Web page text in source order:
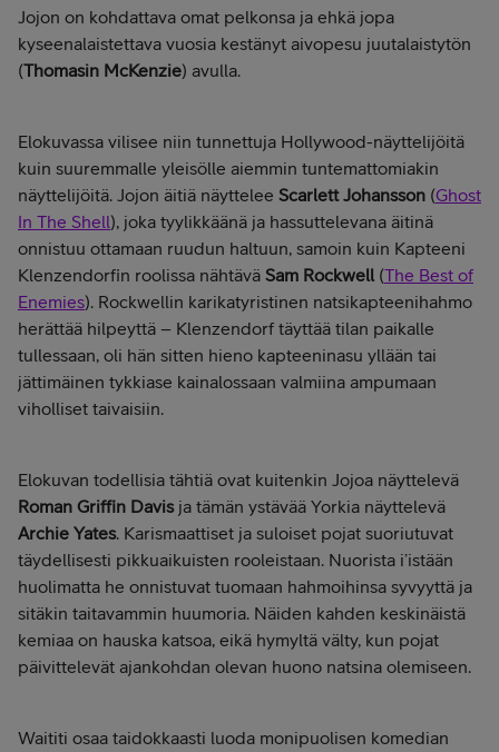
Jojon on kohdattava omat pelkonsa ja ehkä jopa
kyseenalaistettava vuosia kestänyt aivopesu juutalaistytön
(Thomasin McKenzie) avulla.
Elokuvassa vilisee niin tunnettuja Hollywood-näyttelijöitä
kuin suuremmalle yleisölle aiemmin tuntemattomiakin
näyttelijöitä. Jojon äitiä näyttelee Scarlett Johansson (Ghost
In The Shell), joka tyylikkäänä ja hassuttelevana äitinä
onnistuu ottamaan ruudun haltuun, samoin kuin Kapteeni
Klenzendorfin roolissa nähtävä Sam Rockwell (The Best of
Enemies). Rockwellin karikatyristinen natsikapteenihahmo
herättää hilpeyttä – Klenzendorf täyttää tilan paikalle
tullessaan, oli hän sitten hieno kapteeninasu yllään tai
jättimäinen tykkiase kainalossaan valmiina ampumaan
viholliset taivaisiin.
Elokuvan todellisia tähtiä ovat kuitenkin Jojoa näyttelevä
Roman Griffin Davisja tämän ystävää Yorkia näyttelevä
Archie Yates. Karismaattiset ja suloiset pojat suoriutuvat
täydellisesti pikkuaikuisten rooleistaan. Nuorista i’istään
huolimatta he onnistuvat tuomaan hahmoihinsa syvyyttä ja
sitäkin taitavammin huumoria. Näiden kahden keskinäistä
kemiaa on hauska katsoa, eikä hymyltä välty, kun pojat
päivittelevät ajankohdan olevan huono natsina olemiseen.
Waititi osaa taidokkaasti luoda monipuolisen komedian